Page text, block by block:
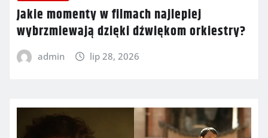
Jakie momenty w filmach najlepiej
wybrzmiewają dzięki dźwiękom orkiestry?
admin lip 28, 2026